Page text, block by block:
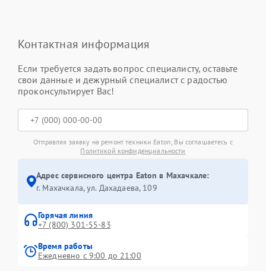
Контактная информация
Если требуется задать вопрос специалисту, оставьте
свои данные и дежурный специалист с радостью
проконсультирует Вас!
Отправляя заявку на ремонт техники Eaton, Вы соглашаетесь с
Политикой конфиденциальности
Адрес сервисного центра Eaton в Махачкале:
г. Махачкала, ул. Дахадаева, 109
Горячая линия
+7 (800) 301-55-83
Время работы
Ежедневно с 9:00 до 21:00